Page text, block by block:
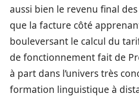
aussi bien le revenu final
que la facture côté
bouleversant le calcul du
de fonctionnement fait de
à part dans l’univers très
formation linguistique à